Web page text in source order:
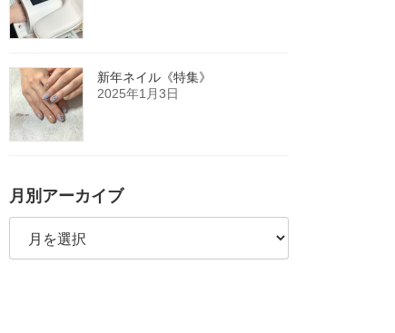
新年ネイル《特集》
2025年1月3日
月別アーカイブ
月
ア